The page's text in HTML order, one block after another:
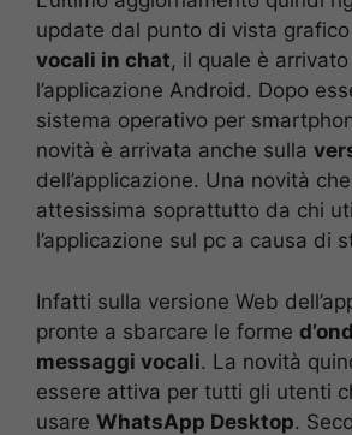
update dal punto di vista
vocali in chat, il quale è
l’applicazione Android. Dopo
sistema operativo per
novità è arrivata anche sulla
dell’applicazione. Una novità
attesissima soprattutto da chi
l’applicazione sul pc a causa di
Infatti sulla versione Web
pronte a sbarcare le forme
messaggi vocali. La novità
essere attiva per tutti gli utenti
usare WhatsApp Desktop.